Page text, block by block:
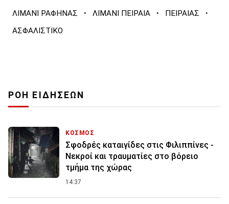
ΛΙΜΑΝΙ ΡΑΦΗΝΑΣ · ΛΙΜΑΝΙ ΠΕΙΡΑΙΑ · ΠΕΙΡΑΙΑΣ ·
ΑΣΦΑΛΙΣΤΙΚΟ
ΡΟΗ ΕΙΔΗΣΕΩΝ
ΚΟΣΜΟΣ
Σφοδρές καταιγίδες στις Φιλιππίνες -
Νεκροί και τραυματίες στο βόρειο
τμήμα της χώρας
14:37